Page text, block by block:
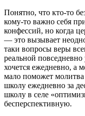
Понятно, что кто-то
кому-то важно себя
конфессий, но когда
— это вызывает
таки вопросы веры
реальной
хочется ежедневно, а
мало поможет молитва
школу ежедневно за
школу в селе
бесперспективную.